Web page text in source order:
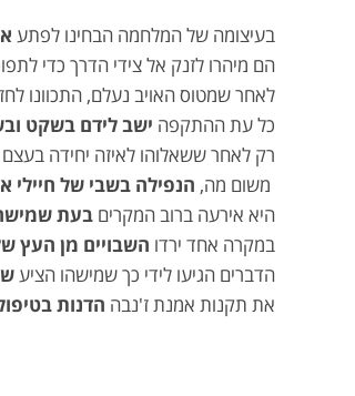
בעיצומה של המלחמה הבחינו לפתע
הם מיהרו לזנק אלצידי הדרך כדי
לאחר שמטוס האויב נעלם, התכוונו
כל עת ההתקפה ישב לידם בשקט
רק לאחר ששאלוהו לאיזה יחידה
משום מה, הנפילה בשבי של חיילי
היא אירעה ברוב המקרים בעת
במקרה אחד ירדו השבויים מן העץ
הדברים הגיעו לידי כך שמישהו הציע
את תקנות אמנת ז'נבה הדנות